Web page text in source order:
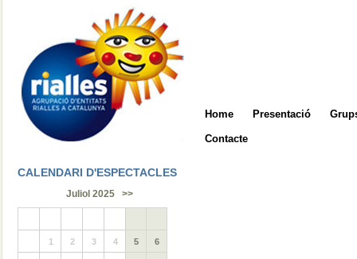
Home Presentació
Contacte
CALENDARI D'ESPECTACLES
Juliol 2025 >>
1 2 3 4 5 6